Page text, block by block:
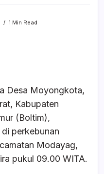
1 Min Read
Desa Moyongkota,
Kabupaten
(Boltim),
perkebunan
Modayag,
pukul 09.00 WITA.